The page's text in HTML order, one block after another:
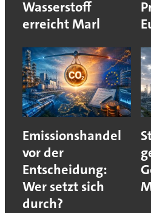
Wasserstoff
erreicht Marl
Emissionshandel
vor der
Entscheidung:
Wer setzt sich
durch?